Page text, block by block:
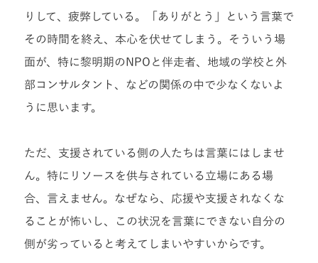
りして、疲弊している。「ありがとう」という言葉で
その時間を終え、本心を伏せてしまう。そういう場
面が、特に黎明期のNPOと伴走者、地域の学校と外
部コンサルタント、などの関係の中で少なくないよ
うに思います。
ただ、支援されている側の人たちは言葉にはしませ
ん。特にリソースを供与されている立場にある場
合、言えません。なぜなら、応援や支援されなくな
ることが怖いし、この状況を言葉にできない自分の
側が劣っていると考えてしまいやすいからです。